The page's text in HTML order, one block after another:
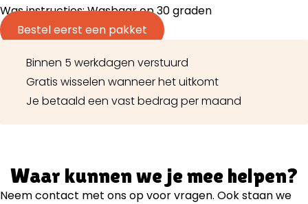
Was instructies: Wasbaar op 30 graden
Bestel eerst een pakket
Binnen 5 werkdagen verstuurd
Gratis wisselen wanneer het uitkomt
Je betaald een vast bedrag per maand
Waar kunnen we je mee helpen?
Neem contact met ons op voor vragen. Ook staan we